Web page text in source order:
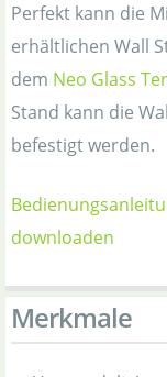
Perfekt kann die
erhältlichen Wall
dem Neo Glass
Stand kann die
befestigt werden.
downloaden
Merkmale